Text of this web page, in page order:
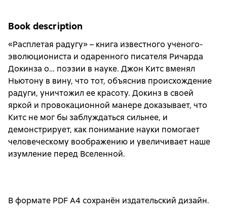
Book description
«Расплетая радугу» – книга известного ученого-
эволюциониста и одаренного писателя Ричарда
Докинза о… поэзии в науке. Джон Китс вменял
Ньютону в вину, что тот, объяснив происхождение
радуги, уничтожил ее красоту. Докинз в своей
яркой и провокационной манере доказывает, что
Китс не мог бы заблуждаться сильнее, и
демонстрирует, как понимание науки помогает
человеческому воображению и увеличивает наше
изумление перед Вселенной.
В формате PDF A4 сохранён издательский дизайн.